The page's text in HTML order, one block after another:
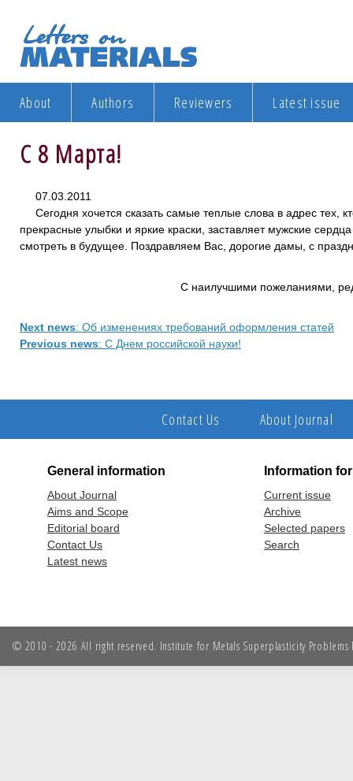
About Authors Reviewers Latest issue
С 8 Марта!
07.03.2011
Сегодня хочется сказать самые теплые слова в адрес тех,
прекрасные улыбки и яркие краски, заставляет мужские
смотреть в будущее. Поздравляем Вас, дорогие дамы, с
С наилучшими пожеланиями,
Next news: Об изменениях требований оформления статей
Previous news: С Днем российской науки!
Contact Us About Journal
General information
About Journal
Aims and Scope
Editorial board
Contact Us
Latest news
Information
Current issue
Archive
Selected papers
Search
© 2010 - 2026 All right reserved. Institute for Metals Superplasticity